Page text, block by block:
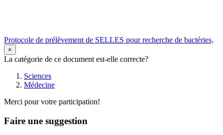
Protocole de prélèvement de SELLES pour recherche de bactéries,
×
La catégorie de ce document est-elle correcte?
Sciences
Médecine
Merci pour votre participation!
Faire une suggestion